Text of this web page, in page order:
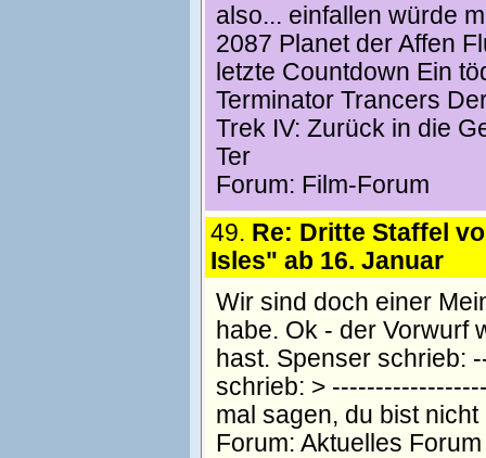
also... einfallen würde
2087 Planet der Affen
letzte Countdown Ein
Terminator Trancers
Trek IV: Zurück in die
Ter
Forum: Film-Forum
49. Re: Dritte Staffel
Isles" ab 16. Januar
Wir sind doch einer
habe. Ok - der Vorwurf
hast. Spenser schrieb:
schrieb: >
mal sagen, du bist nicht
Forum: Aktuelles Forum